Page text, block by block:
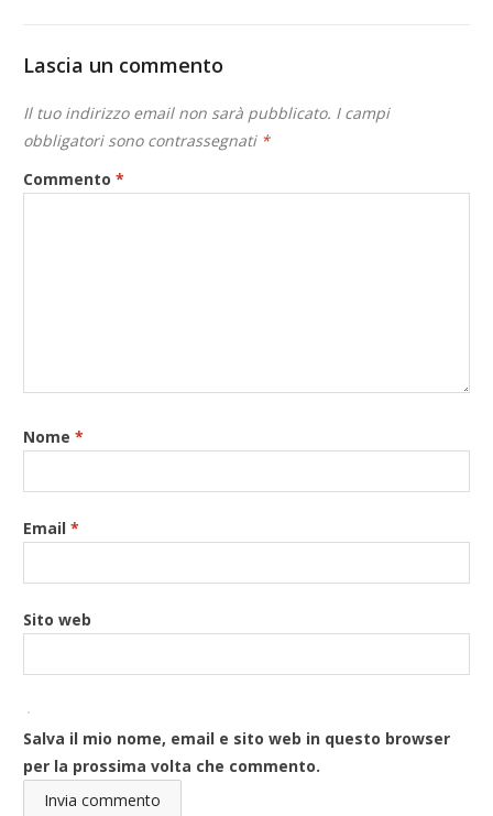
Lascia un commento
Il tuo indirizzo email non sarà pubblicato. I campi
obbligatori sono contrassegnati *
Commento*
Nome*
Email*
Sito web
Salva il mio nome, email e sito web in questo browser
per la prossima volta che commento.